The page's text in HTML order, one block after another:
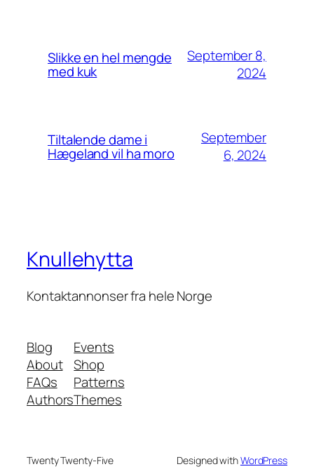
Slikke en hel mengde
med kuk
September 8,
2024
Tiltalende dame i
Hægeland vil ha moro
September
6, 2024
Knullehytta
Kontaktannonser fra hele Norge
Blog
About
FAQs
Authors
Events
Shop
Patterns
Themes
Twenty Twenty-Five Designed withWordPress